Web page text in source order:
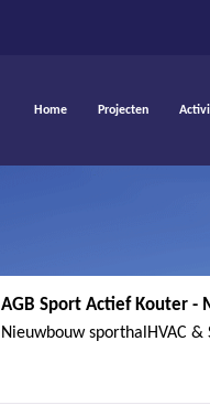
Home Projecten
AGB Sport Actief Kouter -
Nieuwbouw sporthalHVAC &